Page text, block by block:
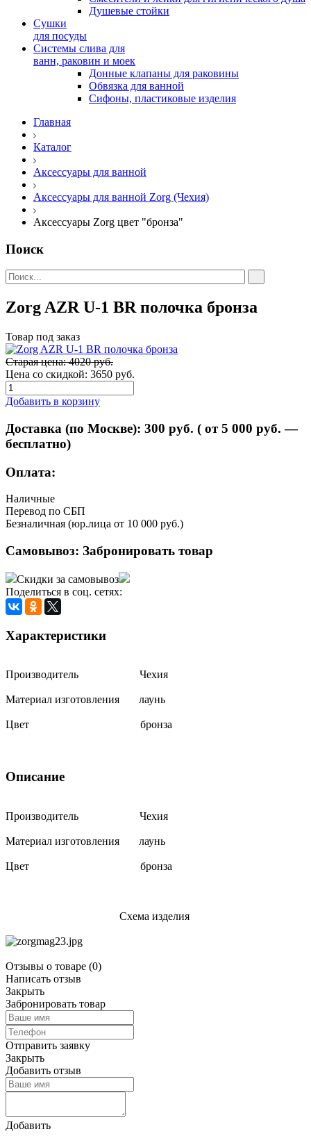
Душевые стойки
Сушки
для посуды
Системы слива для
ванн, раковин и моек
Донные клапаны для раковины
Обвязка для ванной
Сифоны, пластиковые изделия
Главная
Каталог
Аксессуары для ванной
Аксессуары для ванной Zorg (Чехия)
Аксессуары Zorg цвет "бронза"
Поиск
Zorg AZR U-1 BR полочка бронза
Товар под заказ
Старая цена: 4020 руб.
Цена со скидкой: 3650 руб.
Добавить в корзину
Доставка (по Москве): 300 руб. ( от 5 000 руб. —
бесплатно)
Оплата:
Наличные
Перевод по СБП
Безналичная (юр.лица от 10 000 руб.)
Самовывоз: Забронировать товар
Скидки за самовывоз
Поделиться в соц. сетях:
Характеристики
Производитель Чехия
Материал изготовления лаунь
Цвет бронза
Описание
Производитель Чехия
Материал изготовления лаунь
Цвет бронза
Схема изделия
Отзывы о товаре (0)
Написать отзыв
Закрыть
Забронировать товар
Отправить заявку
Закрыть
Добавить отзыв
Добавить